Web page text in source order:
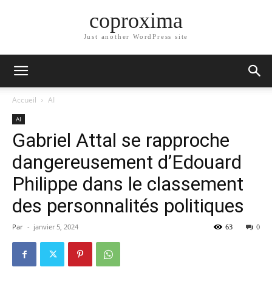
coproxima
Just another WordPress site
Accueil AI
AI
Gabriel Attal se rapproche
dangereusement d’Edouard
Philippe dans le classement
des personnalités politiques
Par - janvier 5, 2024 0
63